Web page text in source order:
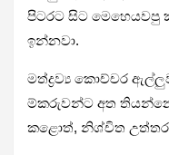
පිටරට සිට මෙහෙ­ය­වපු
ඉන්නවා.
මත්ද්‍රව්‍ය කොච්චර
ම්ක­රු­වන්ට අත තියන්නෙ
කළොත්, නිශ්චිත